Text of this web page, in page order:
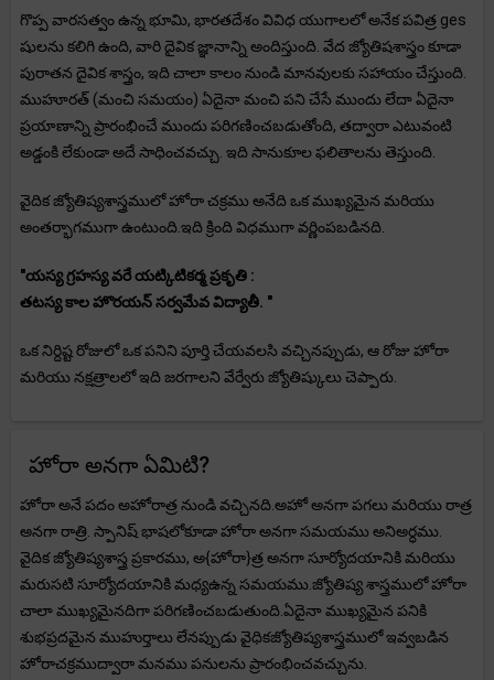
గొప్ప వారసత్వం ఉన్న భూమి, భారతదేశం వివిధ యుగాలలో అనేక పవిత్ర ges
షులను కలిగి ఉంది, వారి దైవిక జ్ఞానాన్ని అందిస్తుంది. వేద జ్యోతిషశాస్త్రం కూడా
పురాతన దైవిక శాస్త్రం, ఇది చాలా కాలం నుండి మానవులకు సహాయం చేస్తుంది.
ముహూరత్ (మంచి సమయం) ఏదైనా మంచి పని చేసే ముందు లేదా ఏదైనా
ప్రయాణాన్ని ప్రారంభించే ముందు పరిగణించబడుతోంది, తద్వారా ఎటువంటి
అడ్డంకి లేకుండా అదే సాధించవచ్చు. ఇది సానుకూల ఫలితాలను తెస్తుంది.
వైదిక జ్యోతిష్యశాస్త్రములో హోరా చక్రము అనేది ఒక ముఖ్యమైన మరియు
అంతర్భాగముగా ఉంటుంది.ఇది క్రింది విధముగా వర్ణింపబడినది.
"యస్య గ్రహస్య వరే యట్కిటికర్మ ప్రకృతి :
తటస్య కాల హొరయన్ సర్వమేవ విద్యాతీ. "
ఒక నిర్దిష్ట రోజులో ఒక పనిని పూర్తి చేయవలసి వచ్చినప్పుడు, ఆ రోజు హోరా
మరియు నక్షత్రాలలో ఇది జరగాలని వేర్వేరు జ్యోతిష్కులు చెప్పారు.
హోరా అనగా ఏమిటి?
హోరా అనే పదం అహోరాత్ర నుండి వచ్చినది.అహో అనగా పగలు మరియు రాత్ర
అనగా రాత్రి. స్పానిష్ భాషలోకూడా హోరా అనగా సమయము అనిఅర్ధము.
వైదిక జ్యోతిష్యశాస్త్ర ప్రకారము, అ{హోరా}త్ర అనగా సూర్యోదయానికి మరియు
మరుసటి సూర్యోదయానికి మధ్యఉన్న సమయము.జ్యోతిష్య శాస్త్రములో హోరా
చాలా ముఖ్యమైనదిగా పరిగణించబడుతుంది.ఏదైనా ముఖ్యమైన పనికి
శుభప్రదమైన ముహుర్తాలు లేనప్పుడు వైధికజ్యోతిష్యశాస్త్రములో ఇవ్వబడిన
హోరాచక్రముద్వారా మనము పనులను ప్రారంభించవచ్చును.